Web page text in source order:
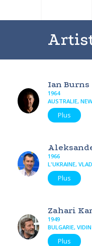
Ian Burns
1964
AUSTRALIE,
Plus
1966
L'UKRAINE,
Plus
Zahari
1949
BULGARIE, VIDIN
Plus